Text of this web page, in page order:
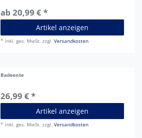
ab 20,99 € *
Artikel anzeigen
* inkl. ges. MwSt. zzgl.Versandkosten
Badeente
26,99 € *
Artikel anzeigen
* inkl. ges. MwSt. zzgl.Versandkosten